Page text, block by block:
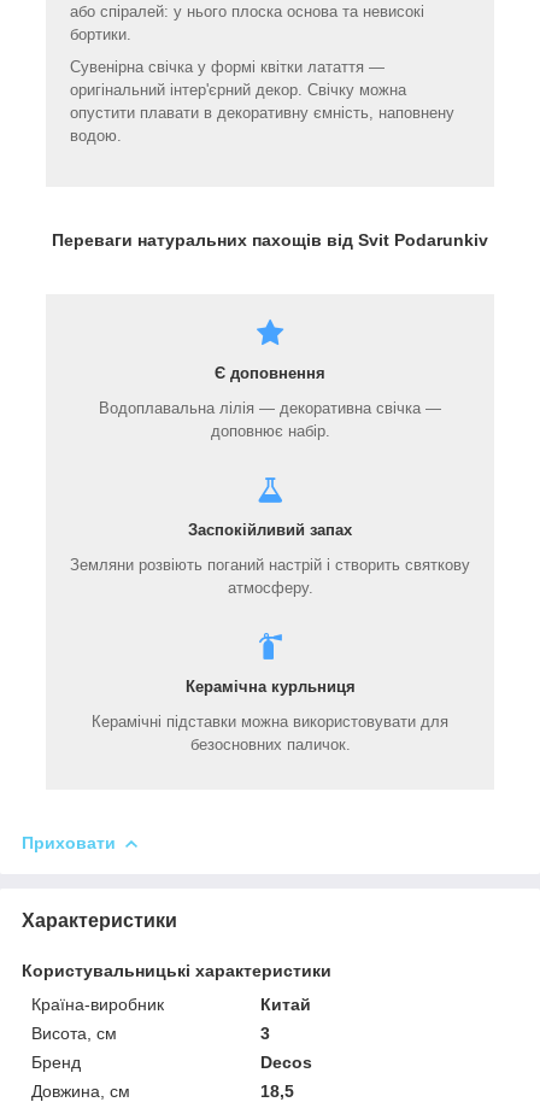
або спіралей: у нього плоска основа та невисокі
бортики.
Сувенірна свічка у формі квітки латаття —
оригінальний інтер'єрний декор. Свічку можна
опустити плавати в декоративну ємність, наповнену
водою.
Переваги натуральних пахощів від Svit Podarunkiv
Є доповнення
Водоплавальна лілія — декоративна свічка —
доповнює набір.
Заспокійливий запах
Земляни розвіють поганий настрій і створить святкову
атмосферу.
Керамічна курльниця
Керамічні підставки можна використовувати для
безосновних паличок.
Приховати
Характеристики
Користувальницькі характеристики
Країна-виробник
Китай
Висота, см
3
Бренд
Decos
Довжина, см
18,5